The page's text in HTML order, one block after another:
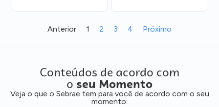
Anterior 1 2 3 4 Próximo
Conteúdos de acordo com
o seu Momento
Veja o que o Sebrae tem para você de acordo com o seu
momento: